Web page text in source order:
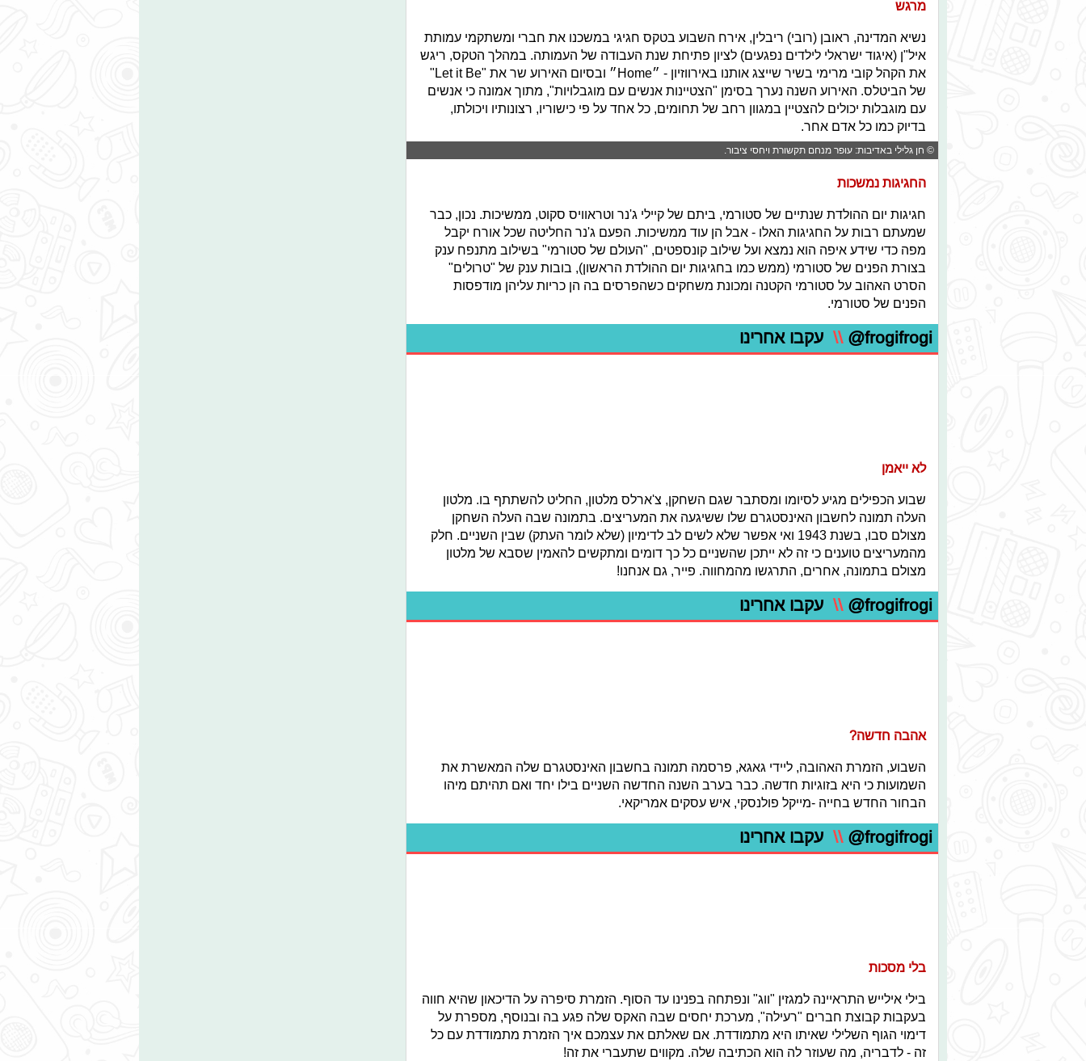
מרגש
נשיא המדינה, ראובן (רובי) ריבלין, אירח השבוע בטקס חגיגי במשכנו את חברי ומשתקמי עמותת
איל"ן (איגוד ישראלי לילדים נפגעים) לציון פתיחת שנת העבודה של העמותה. במהלך הטקס, ריגש
את הקהל קובי מרימי בשיר שייצג אותנו באירווזיון - ״Home״ ובסיום האירוע שר את "Let it Be"
של הביטלס. האירוע השנה נערך בסימן "הצטיינות אנשים עם מוגבלויות", מתוך אמונה כי אנשים
עם מוגבלות יכולים להצטיין במגוון רחב של תחומים, כל אחד על פי כישוריו, רצונותיו ויכולתו,
בדיוק כמו כל אדם אחר.
© חן גלילי באדיבות: עופר מנחם תקשורת ויחסי ציבור.
החגיגות נמשכות
חגיגות יום ההולדת שנתיים של סטורמי, ביתם של קיילי ג'נר וטראוויס סקוט, ממשיכות. נכון, כבר
שמעתם רבות על החגיגות האלו - אבל הן עוד ממשיכות. הפעם ג'נר החליטה שכל אורח יקבל
מפה כדי שידע איפה הוא נמצא ועל שילוב קונספטים, "העולם של סטורמי" בשילוב מתנפח ענק
בצורת הפנים של סטורמי (ממש כמו בחגיגות יום ההולדת הראשון), בובות ענק של "טרולים"
הסרט האהוב על סטורמי הקטנה ומכונת משחקים כשהפרסים בה הן כריות עליהן מודפסות
הפנים של סטורמי.
@frogifrogi
\\ עקבו אחרינו
לא ייאמן
שבוע הכפילים מגיע לסיומו ומסתבר שגם השחקן, צ'ארלס מלטון, החליט להשתתף בו. מלטון
העלה תמונה לחשבון האינסטגרם שלו ששיגעה את המעריצים. בתמונה שבה העלה השחקן
מצולם סבו, בשנת 1943 ואי אפשר שלא לשים לב לדימיון (שלא לומר העתק) שבין השניים. חלק
מהמעריצים טוענים כי זה לא ייתכן שהשניים כל כך דומים ומתקשים להאמין שסבא של מלטון
מצולם בתמונה, אחרים, התרגשו מהמחווה. פייר, גם אנחנו!
@frogifrogi
\\ עקבו אחרינו
אהבה חדשה?
השבוע, הזמרת האהובה, ליידי גאגא, פרסמה תמונה בחשבון האינסטגרם שלה המאשרת את
השמועות כי היא בזוגיות חדשה. כבר בערב השנה החדשה השניים בילו יחד ואם תהיתם מיהו
הבחור החדש בחייה -מייקל פולנסקי, איש עסקים אמריקאי.
@frogifrogi
\\ עקבו אחרינו
בלי מסכות
בילי אילייש התראיינה למגזין "ווג" ונפתחה בפנינו עד הסוף. הזמרת סיפרה על הדיכאון שהיא חווה
בעקבות קבוצת חברים "רעילה", מערכת יחסים שבה האקס שלה פגע בה ובנוסף, מספרת על
דימוי הגוף השלילי שאיתו היא מתמודדת. אם שאלתם את עצמכם איך הזמרת מתמודדת עם כל
זה - לדבריה, מה שעוזר לה הוא הכתיבה שלה. מקווים שתעברי את זה!